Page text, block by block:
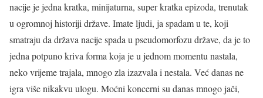
nacije je jedna kratka, minijaturna, super kratka epizoda, trenutak
u ogromnoj historiji države. Imate ljudi, ja spadam u te, koji
smatraju da država nacije spada u pseudomorfozu države, da je to
jedna potpuno kriva forma koja je u jednom momentu nastala,
neko vrijeme trajala, mnogo zla izazvala i nestala. Već danas ne
igra više nikakvu ulogu. Moćni koncerni su danas mnogo jači,